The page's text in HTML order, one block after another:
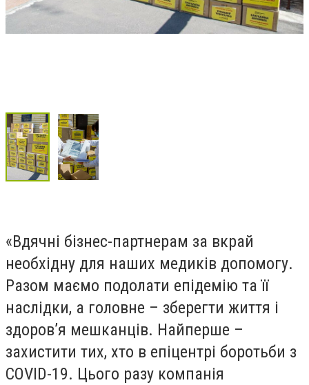
«Вдячні бізнес-партнерам за вкрай
необхідну для наших медиків допомогу.
Разом маємо подолати епідемію та її
наслідки, а головне – зберегти життя і
здоров’я мешканців. Найперше –
захистити тих, хто в епіцентрі боротьби з
COVID-19. Цього разу компанія